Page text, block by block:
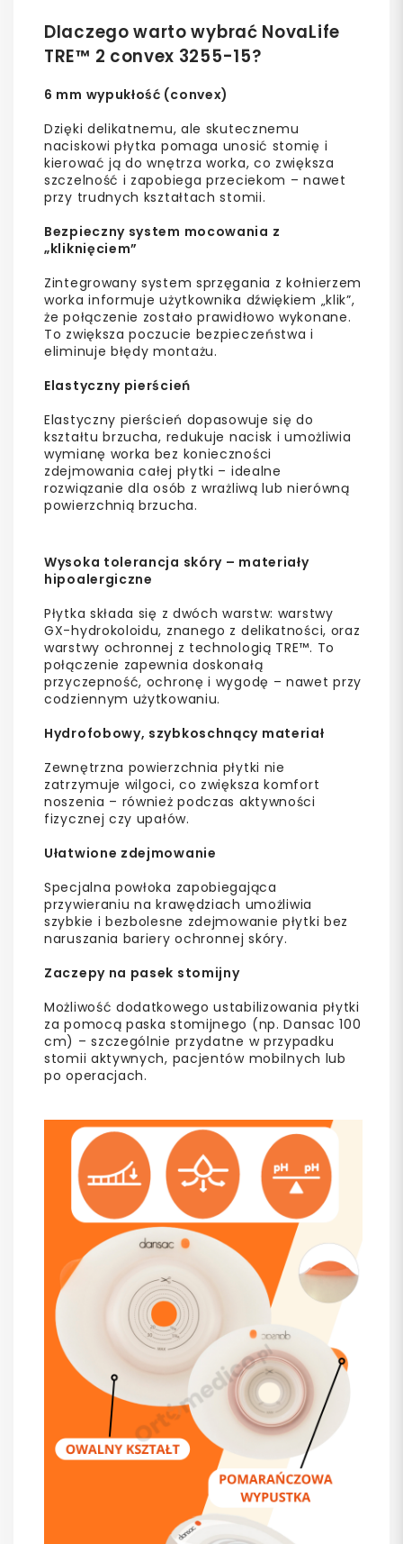
Dlaczego warto wybrać NovaLife
TRE™ 2 convex 3255-15?
6 mm wypukłość (convex)
Dzięki delikatnemu, ale skutecznemu
naciskowi płytka pomaga unosić stomię i
kierować ją do wnętrza worka, co zwiększa
szczelność i zapobiega przeciekom – nawet
przy trudnych kształtach stomii.
Bezpieczny system mocowania z
„kliknięciem”
Zintegrowany system sprzęgania z kołnierzem
worka informuje użytkownika dźwiękiem „klik”,
że połączenie zostało prawidłowo wykonane.
To zwiększa poczucie bezpieczeństwa i
eliminuje błędy montażu.
Elastyczny pierścień
Elastyczny pierścień dopasowuje się do
kształtu brzucha, redukuje nacisk i umożliwia
wymianę worka bez konieczności
zdejmowania całej płytki – idealne
rozwiązanie dla osób z wrażliwą lub nierówną
powierzchnią brzucha.
Wysoka tolerancja skóry – materiały
hipoalergiczne
Płytka składa się z dwóch warstw: warstwy
GX-hydrokoloidu, znanego z delikatności, oraz
warstwy ochronnej z technologią TRE™. To
połączenie zapewnia doskonałą
przyczepność, ochronę i wygodę – nawet przy
codziennym użytkowaniu.
Hydrofobowy, szybkoschnący materiał
Zewnętrzna powierzchnia płytki nie
zatrzymuje wilgoci, co zwiększa komfort
noszenia – również podczas aktywności
fizycznej czy upałów.
Ułatwione zdejmowanie
Specjalna powłoka zapobiegająca
przywieraniu na krawędziach umożliwia
szybkie i bezbolesne zdejmowanie płytki bez
naruszania bariery ochronnej skóry.
Zaczepy na pasek stomijny
Możliwość dodatkowego ustabilizowania płytki
za pomocą paska stomijnego (np. Dansac 100
cm) – szczególnie przydatne w przypadku
stomii aktywnych, pacjentów mobilnych lub
po operacjach.